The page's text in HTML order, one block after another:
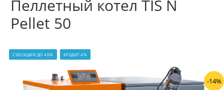
Пеллетный котел TIS N
Pellet 50
-14%
СУБСИДИЯ ДО 40% КРЕДИТ 4%